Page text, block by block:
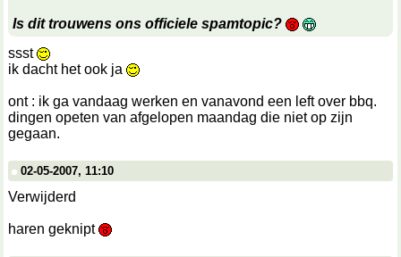
Is dit trouwens ons officiele spamtopic?
ssst
ik dacht het ook ja
ont : ik ga vandaag werken en vanavond een left over bbq.
dingen opeten van afgelopen maandag die niet op zijn
gegaan.
02-05-2007, 11:10
Verwijderd
haren geknipt